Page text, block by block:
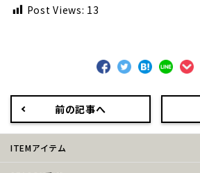
Post Views: 13
前の記事へ
ITEMアイテム